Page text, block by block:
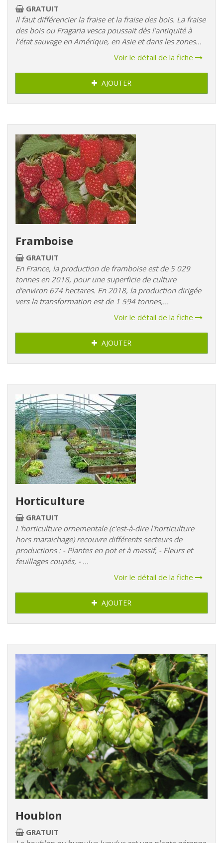
GRATUIT
Il faut différencier la fraise et la fraise des bois. La fraise
des bois ou Fragaria vesca poussait dès l’antiquité à
l’état sauvage en Amérique, en Asie et dans les zones...
Voir le détail de la fiche
AJOUTER
Framboise
GRATUIT
En France, la production de framboise est de 5 029
tonnes en 2018, pour une superficie de culture
d'environ 674 hectares. En 2018, la production dirigée
vers la transformation est de 1 594 tonnes,...
Voir le détail de la fiche
AJOUTER
Horticulture
GRATUIT
L'horticulture ornementale (c'est-à-dire l'horticulture
hors maraichage) recouvre différents secteurs de
productions : - Plantes en pot et à massif, - Fleurs et
feuillages coupés, - ...
Voir le détail de la fiche
AJOUTER
Houblon
GRATUIT